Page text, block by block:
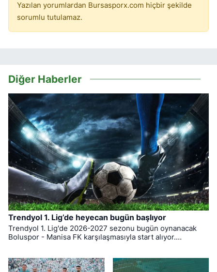
Yazılan yorumlardan Bursasporx.com hiçbir şekilde
sorumlu tutulamaz.
Diğer Haberler
Trendyol 1. Lig’de heyecan bugün başlıyor
Trendyol 1. Lig'de 2026-2027 sezonu bugün oynanacak
Boluspor - Manisa FK karşılaşmasıyla start alıyor.